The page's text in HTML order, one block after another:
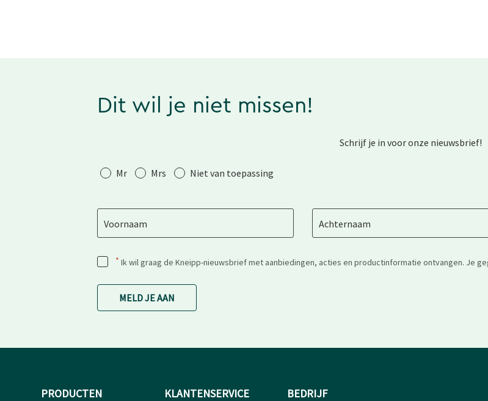
Dit wil je niet missen!
Schrijf je in voor onze nieuwsbrief!
Aanhef
Mr Mrs Niet van toepassing
Voornaam Achternaam
* Ik wil graag de Kneipp-nieuwsbrief met aanbiedingen, acties en productinformatie ontvangen. Je
MELD JE AAN
PRODUCTEN
KLANTENSERVICE
BEDRIJF